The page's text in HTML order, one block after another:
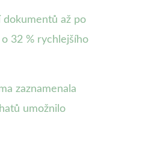
dokumentů až po
32 % rychlejšího
zaznamenala
umožnilo